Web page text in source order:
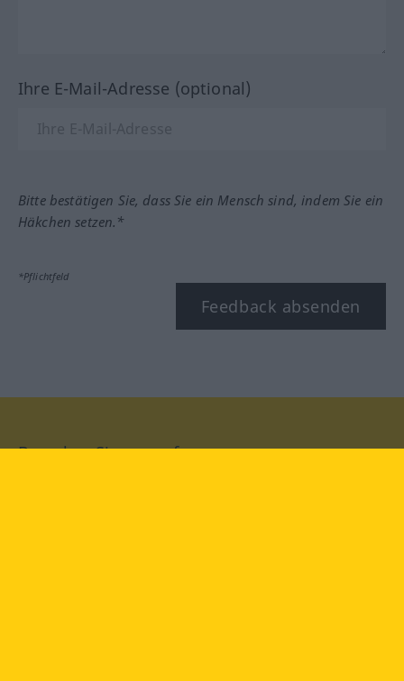
Ihre E-Mail-Adresse (optional)
Bitte bestätigen Sie, dass Sie ein Mensch sind, indem Sie ein
Häkchen setzen.*
*Pflichtfeld
Feedback absenden
Besuchen Sie uns auf: